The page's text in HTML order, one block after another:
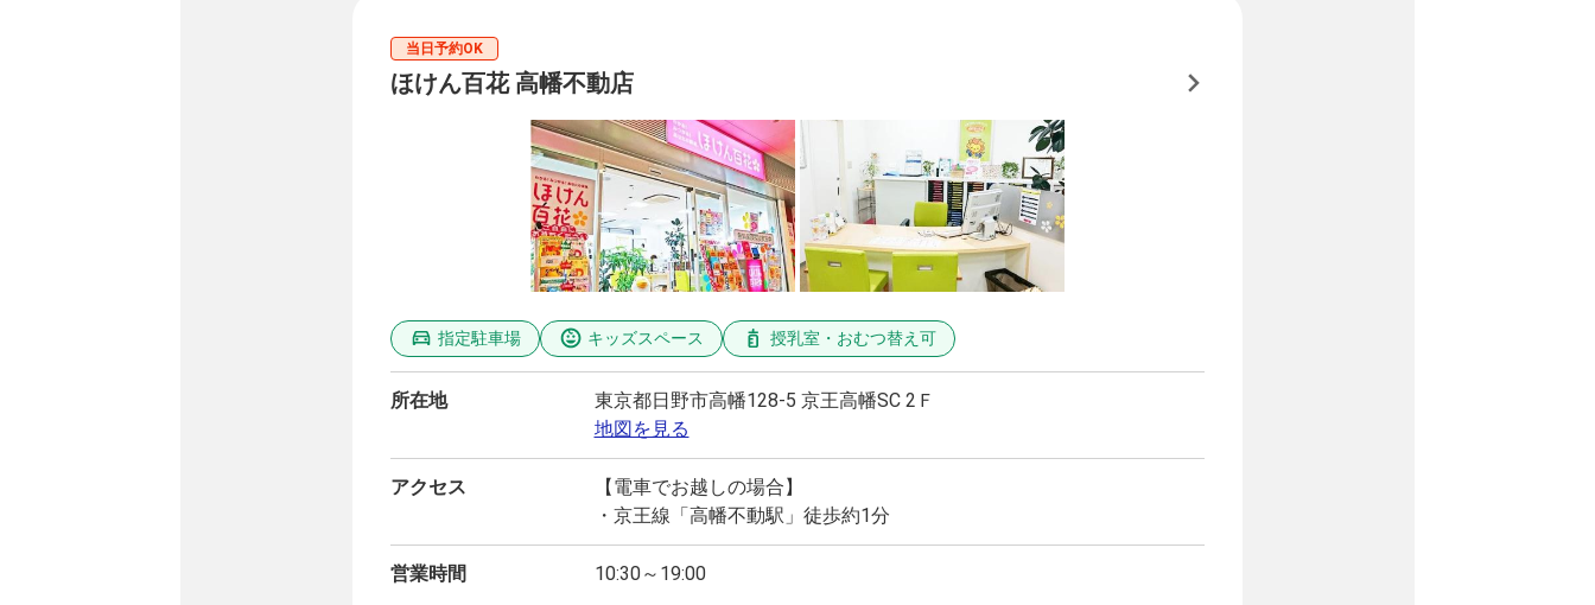
当日予約OK
ほけん百花 高幡不動店
指定駐車場 キッズスペース 授乳室・おむつ替え可
所在地
東京都日野市高幡128-5 京王高幡SC 2Ｆ
地図を見る
アクセス
【電車でお越しの場合】
・京王線「高幡不動駅」徒歩約1分
営業時間 10:30～19:00